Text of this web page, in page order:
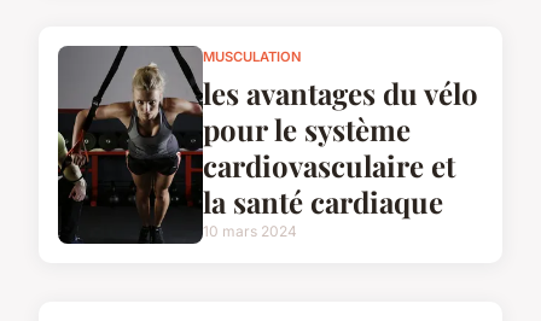
MUSCULATION
les avantages du vélo
pour le système
cardiovasculaire et
la santé cardiaque
10 mars 2024